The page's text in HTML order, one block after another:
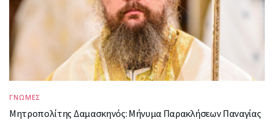
ΓΝΩΜΕΣ
Μητροπολίτης Δαμασκηνός: Μήνυμα Παρακλήσεων Παναγίας